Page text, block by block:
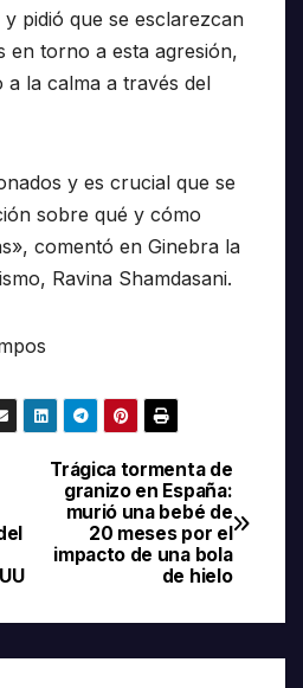
pidió que se esclarezcan
en torno a esta agresión,
la calma a través del
y es crucial que se
sobre qué y cómo
comentó en Ginebra la
Ravina Shamdasani.
Trágica tormenta de
granizo en España:
murió una bebé de
20 meses por el
impacto de una bola
de hielo